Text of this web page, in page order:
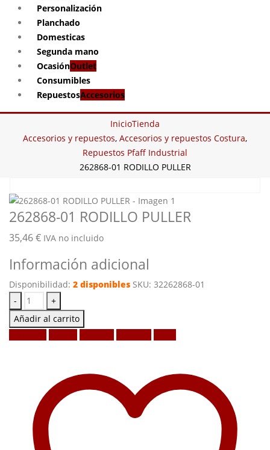
Personalización
Planchado
Domesticas
Segunda mano
OcasiónOutlet
Consumibles
RepuestosAccesorios
InicioTienda
Accesorios y repuestos, Accesorios y repuestos Costura,
Repuestos Pfaff Industrial
262868-01 RODILLO PULLER
262868-01 RODILLO PULLER
35,46€ IVA no incluido
Información adicional
Disponibilidad: 2 disponibles SKU: 32262868-01
-
+
Añadir al carrito